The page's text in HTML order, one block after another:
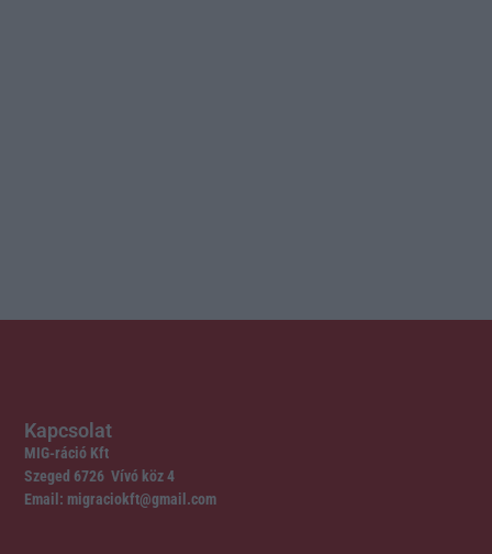
Kapcsolat
MIG-ráció Kft
Szeged 6726 Vívó köz 4
Email: migraciokft@gmail.com